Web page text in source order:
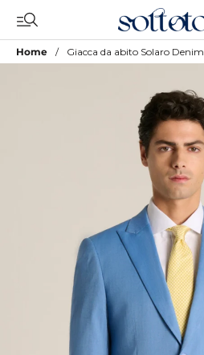
contenuto
Home Giacca da abito Solaro Denim
Aggiungi a Lista Desideri